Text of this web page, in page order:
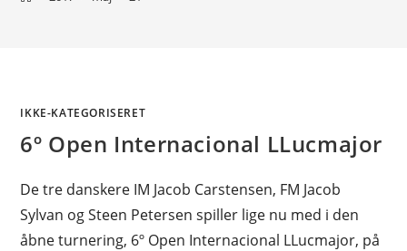
IKKE-KATEGORISERET
6º Open Internacional LLucmajor
De tre danskere IM Jacob Carstensen, FM Jacob
Sylvan og Steen Petersen spiller lige nu med i den
åbne turnering, 6º Open Internacional LLucmajor, på